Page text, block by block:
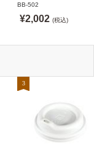
ニュー6P えいむ(Aim)
BB-502
¥2,002 (税込)